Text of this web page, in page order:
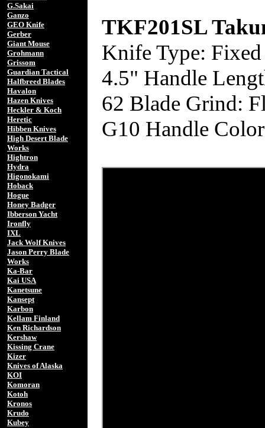
G.Sakai
Ganzo
GEO Knife
Gerber
Giant Mouse
Grohmann
Grissom
Guardian Tactical
Halfbreed Blades
Havalon
Hazen Knives
Heckler & Koch
Heretic
Hibben Knives
High Desert Blade
Works
Hightron
Hydra
Higonokami
Hoback
Hogue
Honey Badger
Ibberson Yacht
Ironfly
IXL
Jack Wolf Knives
Jason Perry Blade
Works
Ka-Bar
Kai USA
Kanetsune
Kansept
Karbon
Kellam Finland
Ken Richardson
Kershaw
Kissing Crane
Kizer
Knives of Alaska
KOI
Komoran
Kotoh
Kronos
Krudo
Kubey
TKF201SL
Knife Type:
4.5" Handle
62 Blade Grind:
G10 Handle